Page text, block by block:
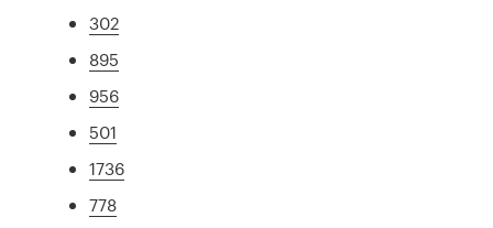
302
895
956
501
1736
778